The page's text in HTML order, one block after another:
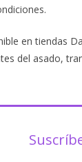
en tiendas
del asado,